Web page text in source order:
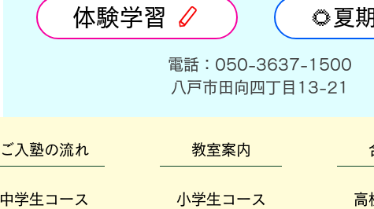
体験学習 🌻夏
​電話：050-3637-1500
​八戸市田向四丁目13-21
ご入塾の流れ
中学生コース
教室案内
小学生コース 高